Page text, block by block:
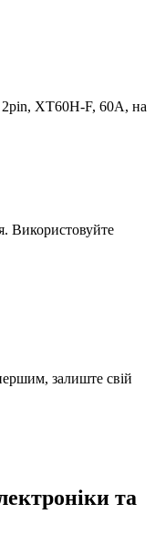
2pin, XT60H-F, 60A, на
Використовуйте
залиште свій
та